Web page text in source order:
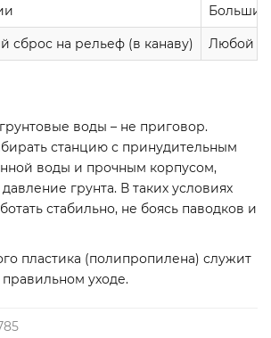
Большие
сброс на рельеф (в канаву) Любой
воды – не приговор.
станцию с принудительным
воды и прочным корпусом,
грунта. В таких условиях
стабильно, не боясь паводков и
пластика (полипропилена) служит
уходе.